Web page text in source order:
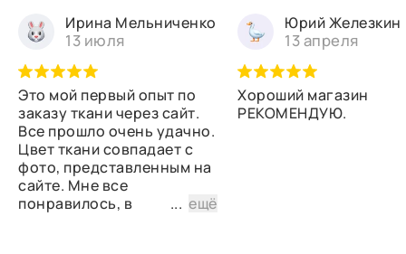
Ирина Мельниченко
13 июля
Это мой первый опыт по
заказу ткани через сайт.
Все прошло очень удачно.
Цвет ткани совпадает с
фото, представленным на
сайте. Мне все
понравилось, в
...ещё
Юрий Железкин
13 апреля
Хороший магазин
РЕКОМЕНДУЮ.